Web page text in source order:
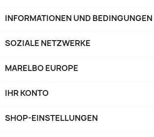
INFORMATIONEN UND BEDINGUNGEN
SOZIALE NETZWERKE
MARELBO EUROPE
IHR KONTO
SHOP-EINSTELLUNGEN